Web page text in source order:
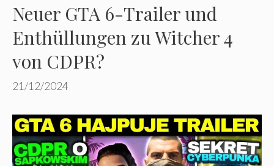
Neuer GTA 6-Trailer und
Enthüllungen zu Witcher 4
von CDPR?
21/12/2024